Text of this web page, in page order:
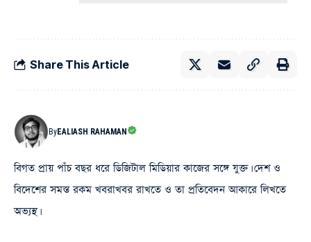
Share This Article
ByEALIASH RAHAMAN
বিগত প্রায় পাঁচ বছর ধরে ডিজিটাল মিডিয়ার কাজের সঙ্গে যুক্ত। দেশ ও
বিদেশের সমস্ত রকম খবরাখবর রাখতে ও তা প্রতিবেদন আকারে লিখতে
অভ্যস্থ।